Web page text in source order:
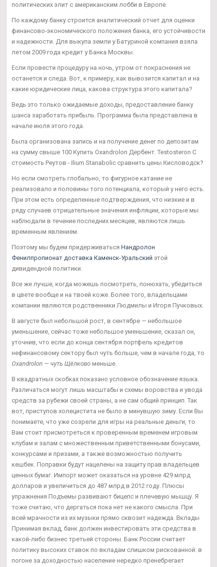
политических элит с американским лобби в Европе.
По каждому банку строится аналитический отчет для оценки
финансово-экономического положения банка, его устойчивости
и надежности. Для выкупа земли у Батуриной компания взяла
летом 2009 года кредит у Банка Москвы.
Если провести процедуру на ночь, утром от покраснения не
останется и следа. Вот, к примеру, как вывозится капитал и на
какие юридические лица, какова структура этого капитала?
Ведь это только ожидаемые доходы, предоставление банку
шанса заработать прибыль. Программа была представлена в
начале июля этого года.
Была организована запись и на получение денег по депозитам
на сумму свыше 100 Купить Oxandrolon Дербент. Testosteron C
стоимость Реутов - Ilium Stanabolic сравнить цены Кисловодск?
Но если смотреть глобально, то фигурное катание не
реализовало и половины того потенциала, который у него есть.
При этом есть определенные подтверждения, что низкие и в
ряду случаев отрицательные значения инфляции, которые мы
наблюдали в течение последних месяцев, являются лишь
временным явлением.
Поэтому мы будем придерживаться Нандролон
Фенилпропионат доставка Каменск-Уральский этой
дивидендной политики.
Все же лучше, когда можешь посмотреть, понюхать, убедиться
в цвете вообще и на твоей коже. Более того, владельцами
компании являются родственники Людмилы и Игоря Пучковых.
В августе был небольшой рост, в сентябре — небольшое
уменьшение, сейчас тоже небольшое уменьшение, сказал он,
уточнив, что если до конца сентября портфель кредитов
нефинансовому сектору был чуть больше, чем в начале года, то
Oxandrolon — чуть Щёлково меньше.
В квадратных скобках показано условное обозначение языка.
Различаться могут лишь масштабы и схемы воровства и увода
средств за рубежи своей страны, а не сам общий принцип. Так
вот, приступов холецистита не было в минувшую зиму. Если Вы
понимаете, что уже созрели для игры на реальные деньги, то
Вам стоит присмотреться к проверенным временем игровым
клубам и залам с множественным приветственными бонусами,
конкурсами и призами, а также возможностью получить
кешбек. Поправки будут нацелены на защиту прав владельцев
ценных бумаг. Импорт может оказаться на уровне 429 млрд
долларов и увеличиться до 487 млрд в 2012 году. Плюсы
упражнения Подъемы развивают бицепс и плечевую мышцу. Я
тоже считаю, что дергаться пока нет не какого смысла. При
всей мрачности из их музыки прямо сквозит надежда. Вклады
Принимая вклад, банк должен инвестировать эти средства в
какой-либо бизнес третьей стороны. Банк России считает
политику высоких ставок по вкладам слишком рискованной: в
погоне за доходностью население нередко пренебрегает